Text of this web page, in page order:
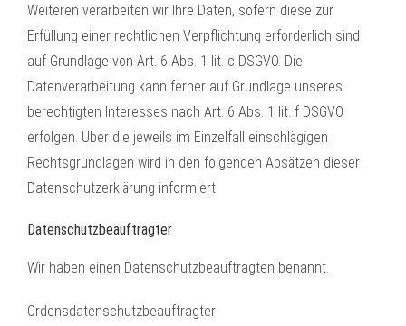
Weiteren verarbeiten wir Ihre Daten, sofern diese zur
Erfüllung einer rechtlichen Verpflichtung erforderlich sind
auf Grundlage von Art. 6 Abs. 1 lit. c DSGVO. Die
Datenverarbeitung kann ferner auf Grundlage unseres
berechtigten Interesses nach Art. 6 Abs. 1 lit. f DSGVO
erfolgen. Über die jeweils im Einzelfall einschlägigen
Rechtsgrundlagen wird in den folgenden Absätzen dieser
Datenschutzerklärung informiert.
Datenschutz­beauftragter
Wir haben einen Datenschutzbeauftragten benannt.
Ordensdatenschutzbeauftragter